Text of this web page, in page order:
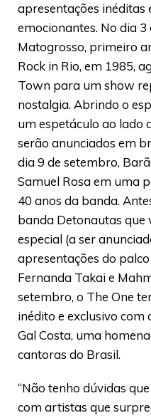
apresentações inéditas
emocionantes. No dia
Matogrosso, primeiro
Rock in Rio, em 1985,
Town para um show
nostalgia. Abrindo o
um espetáculo ao lado
serão anunciados em
dia 9 de setembro,
Samuel Rosa em uma
40 anos da banda.
banda Detonautas que
especial (a ser
apresentações do
Fernanda Takai e
setembro, o The One
inédito e exclusivo
Gal Costa, uma
cantoras do Brasil.
“Não tenho dúvidas
com artistas que